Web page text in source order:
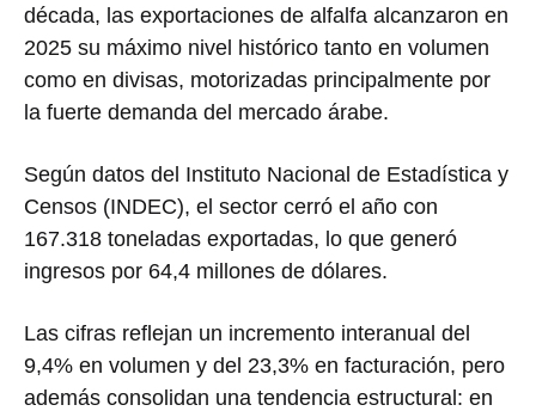
década, las exportaciones de alfalfa alcanzaron en
2025 su máximo nivel histórico tanto en volumen
como en divisas, motorizadas principalmente por
la fuerte demanda del mercado árabe.
Según datos del Instituto Nacional de Estadística y
Censos (INDEC), el sector cerró el año con
167.318 toneladas exportadas, lo que generó
ingresos por 64,4 millones de dólares.
Las cifras reflejan un incremento interanual del
9,4% en volumen y del 23,3% en facturación, pero
además consolidan una tendencia estructural: en